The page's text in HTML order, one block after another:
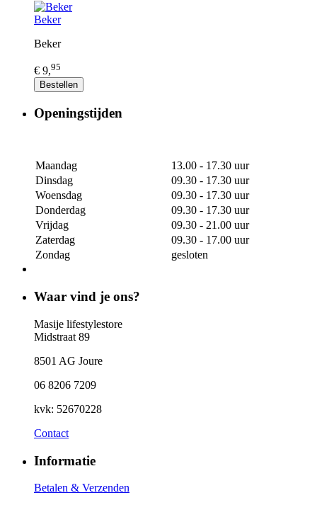
Beker
Beker
€ 9,95
Bestellen
Openingstijden
Maandag
13.00 - 17.30 uur
Dinsdag
09.30 - 17.30 uur
Woensdag
09.30 - 17.30 uur
Donderdag
09.30 - 17.30 uur
Vrijdag
09.30 - 21.00 uur
Zaterdag
09.30 - 17.00 uur
Zondag
gesloten
Waar vind je ons?
Masije lifestylestore
Midstraat 89
8501 AG Joure
06 8206 7209
kvk: 52670228
Contact
Informatie
Betalen & Verzenden